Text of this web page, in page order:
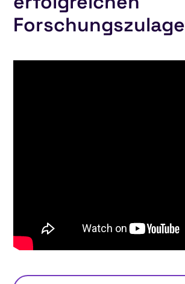
Forschungszulage